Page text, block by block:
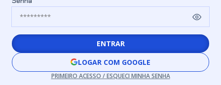
ENTRAR
LOGAR COM GOOGLE
PRIMEIRO ACESSO / ESQUECI MINHA SENHA